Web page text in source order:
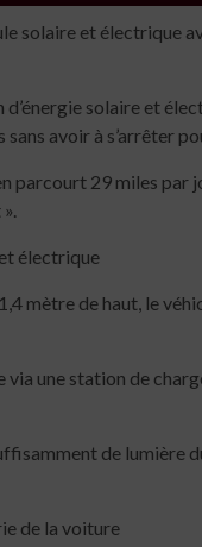
solaire et électrique
solaire et
avoir à s’arrêter
parcourt 29 miles
électrique
mètre de haut, le
une station de
de lumière
de la voiture